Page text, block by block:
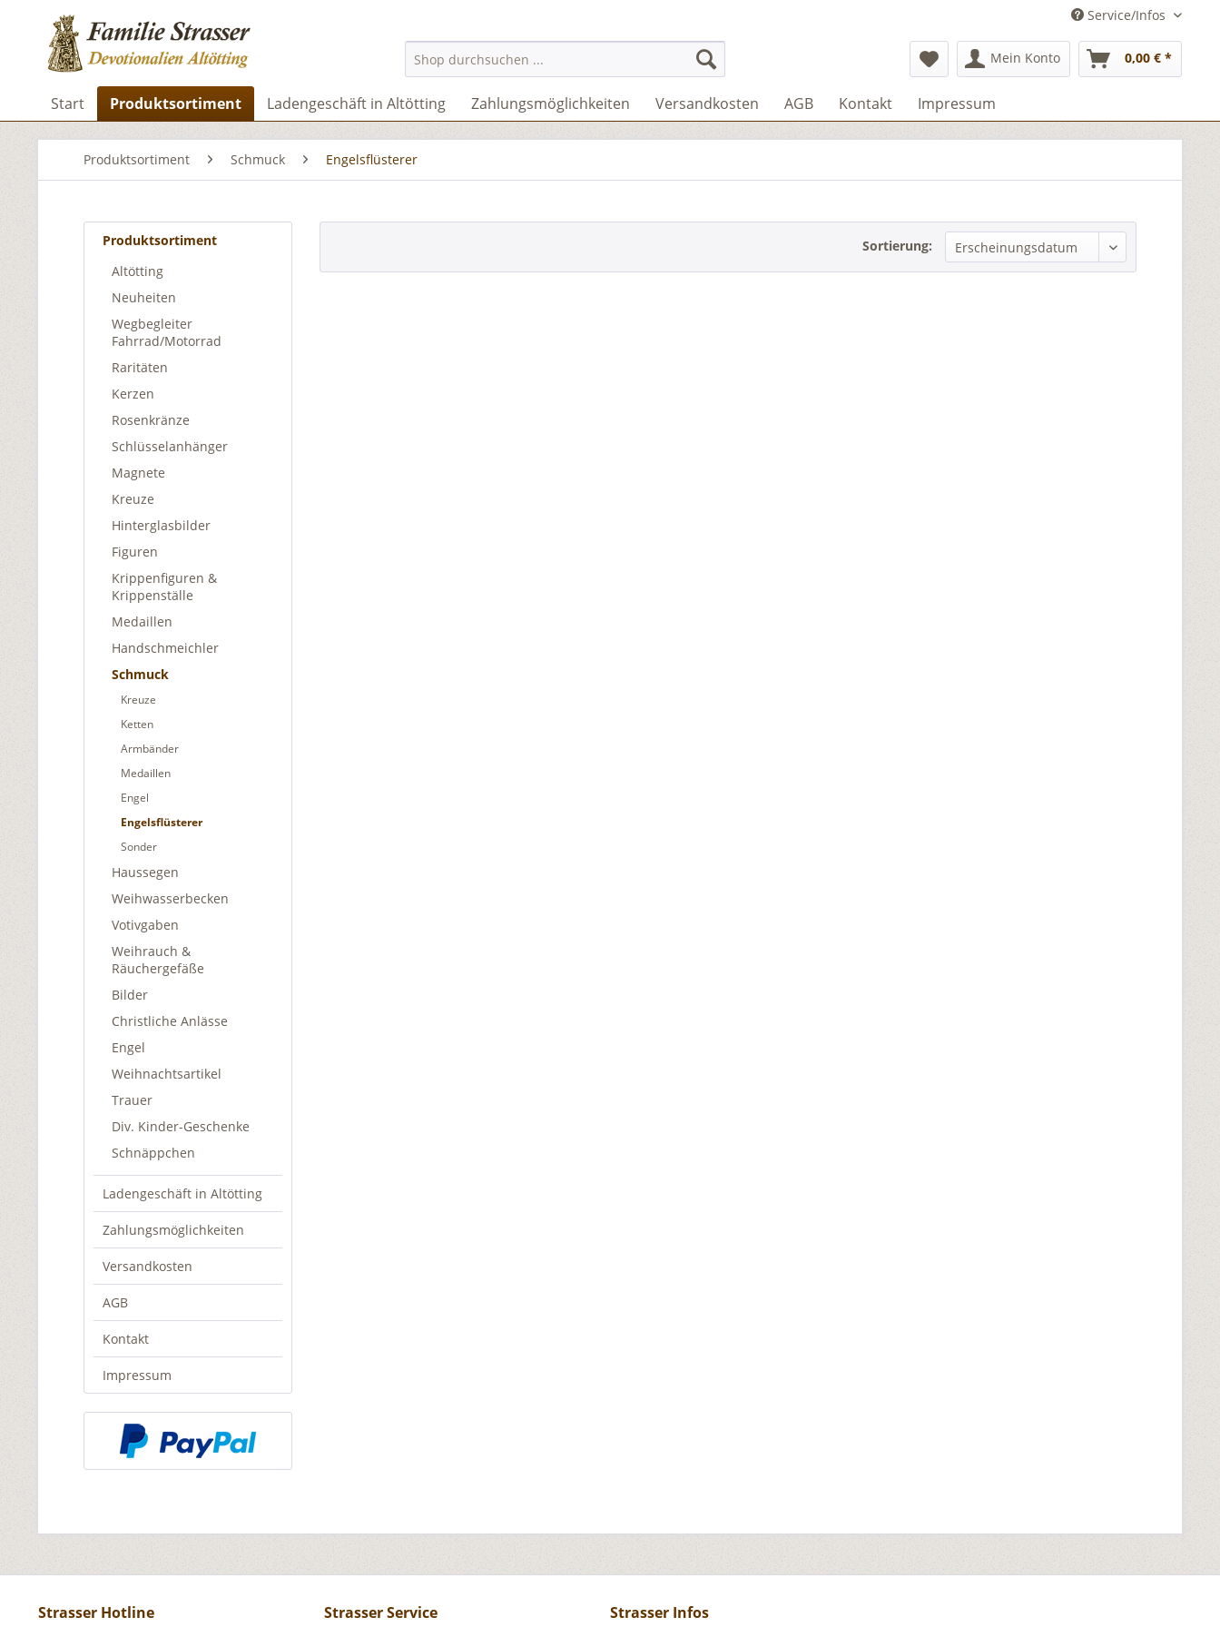
Service/Infos
Mein Konto 0,00 € *
Start Produktsortiment Ladengeschäft in Altötting Zahlungsmöglichkeiten Versandkosten AGB Kontakt Impressum
Produktsortiment Schmuck Engelsflüsterer
Produktsortiment
Altötting
Neuheiten
Wegbegleiter
Fahrrad/Motorrad
Raritäten
Kerzen
Rosenkränze
Schlüsselanhänger
Magnete
Kreuze
Hinterglasbilder
Figuren
Krippenfiguren &
Krippenställe
Medaillen
Handschmeichler
Schmuck
Kreuze
Ketten
Armbänder
Medaillen
Engel
Engelsflüsterer
Sonder
Haussegen
Weihwasserbecken
Votivgaben
Weihrauch &
Räuchergefäße
Bilder
Christliche Anlässe
Engel
Weihnachtsartikel
Trauer
Div. Kinder-Geschenke
Schnäppchen
Ladengeschäft in Altötting
Zahlungsmöglichkeiten
Versandkosten
AGB
Kontakt
Impressum
Sortierung:
Strasser Hotline Strasser Service Strasser Infos